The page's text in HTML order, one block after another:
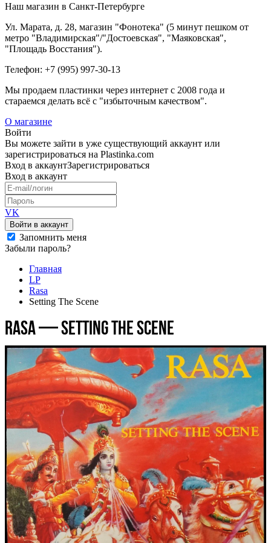
Наш магазин в Санкт-Петербурге
Ул. Марата, д. 28, магазин "Фонотека" (5 минут пешком от
метро "Владимирская"/"Достоевская", "Маяковская",
"Площадь Восстания").
Телефон: +7 (995) 997-30-13
Мы продаем пластинки через интернет c 2008 года и
стараемся делать всё с "избыточным качеством".
О магазине
Войти
Вы можете зайти в уже существующий аккаунт или
зарегистрироваться на Plastinka.com
Вход в аккаунтЗарегистрироваться
Вход в аккаунт
VK
Войти в аккаунт
Запомнить меня
Забыли пароль?
Главная
LP
Rasa
Setting The Scene
Rasa — Setting The Scene